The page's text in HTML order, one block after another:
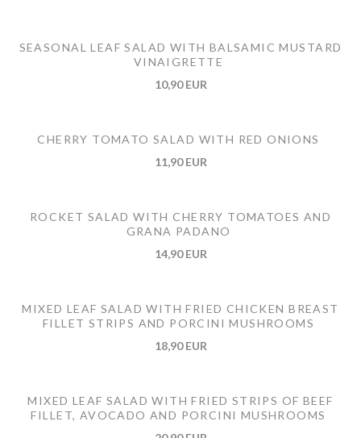
SEASONAL LEAF SALAD WITH BALSAMIC MUSTARD
VINAIGRETTE
10,90 EUR
CHERRY TOMATO SALAD WITH RED ONIONS
11,90 EUR
ROCKET SALAD WITH CHERRY TOMATOES AND
GRANA PADANO
14,90 EUR
MIXED LEAF SALAD WITH FRIED CHICKEN BREAST
FILLET STRIPS AND PORCINI MUSHROOMS
18,90 EUR
MIXED LEAF SALAD WITH FRIED STRIPS OF BEEF
FILLET, AVOCADO AND PORCINI MUSHROOMS